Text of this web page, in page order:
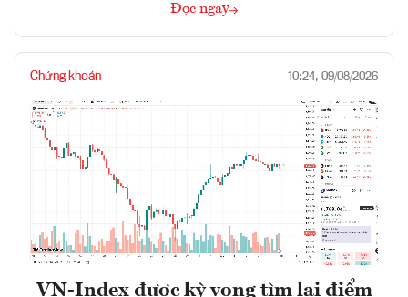
Đọc ngay
Chứng khoán 10:24, 09/08/2026
VN-Index được kỳ vọng tìm lại điểm